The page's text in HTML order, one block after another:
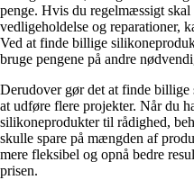
penge. Hvis du regelmæssigt
vedligeholdelse og reparationer,
Ved at finde billige
bruge pengene på andre
Derudover gør det at finde
at udføre flere projekter. Når du
silikoneprodukter til rådighed,
skulle spare på mængden af
mere fleksibel og opnå bedre
prisen.